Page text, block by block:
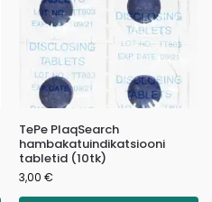
TePe PlaqSearch
hambakatuindikatsiooni
tabletid (10tk)
3,00 €